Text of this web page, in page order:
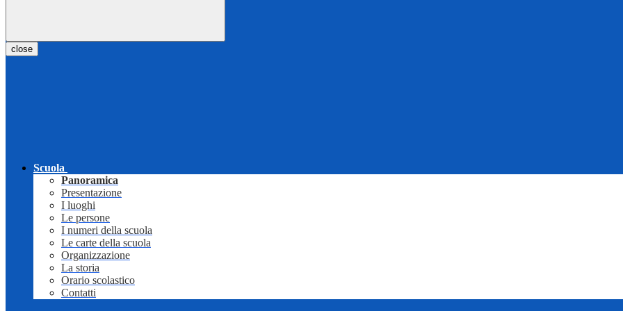
close
Scuola
Panoramica
Presentazione
I luoghi
Le persone
I numeri della scuola
Le carte della scuola
Organizzazione
La storia
Orario scolastico
Contatti